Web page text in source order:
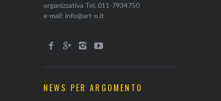
organizzativa Tel. 011-7934750
e-mail: info@art-o.it
NEWS PER ARGOMENTO